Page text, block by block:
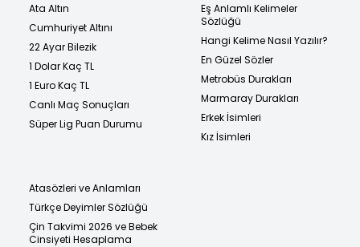
Ata Altın
Cumhuriyet Altını
22 Ayar Bilezik
1 Dolar Kaç TL
1 Euro Kaç TL
Canlı Maç Sonuçları
Süper Lig Puan Durumu
Eş Anlamlı Kelimeler
Sözlüğü
Hangi Kelime Nasıl Yazılır?
En Güzel Sözler
Metrobüs Durakları
Marmaray Durakları
Erkek İsimleri
Kız İsimleri
Atasözleri ve Anlamları
Türkçe Deyimler Sözlüğü
Çin Takvimi 2026 ve Bebek
Cinsiyeti Hesaplama